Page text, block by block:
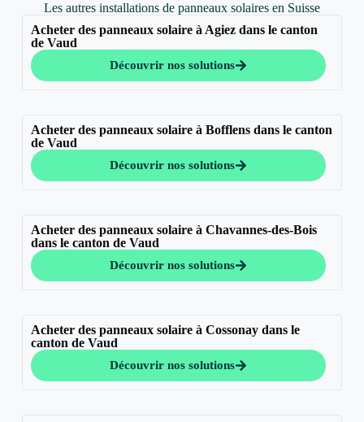
Les autres installations de panneaux solaires en Suisse
Acheter des panneaux solaire à Agiez dans le canton
de Vaud
Découvrir nos solutions
Acheter des panneaux solaire à Bofflens dans le canton
de Vaud
Découvrir nos solutions
Acheter des panneaux solaire à Chavannes-des-Bois
dans le canton de Vaud
Découvrir nos solutions
Acheter des panneaux solaire à Cossonay dans le
canton de Vaud
Découvrir nos solutions